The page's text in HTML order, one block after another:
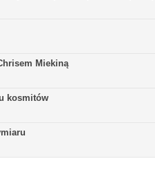
Miekiną
kosmitów